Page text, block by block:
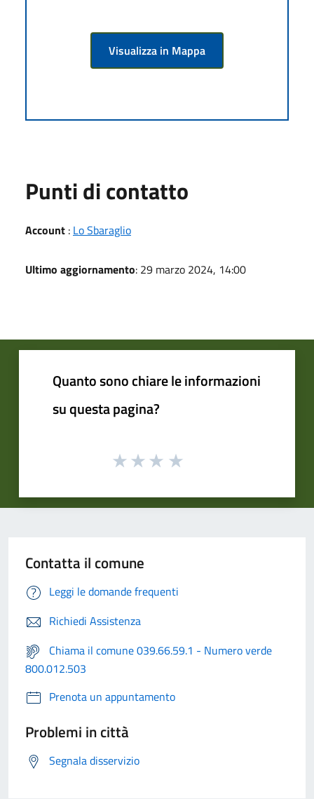
Visualizza in Mappa
Punti di contatto
Account : Lo Sbaraglio
Ultimo aggiornamento: 29 marzo 2024, 14:00
Quanto sono chiare le informazioni
su questa pagina?
Contatta il comune
Leggi le domande frequenti
Richiedi Assistenza
Chiama il comune 039.66.59.1 - Numero verde
800.012.503
Prenota un appuntamento
Problemi in città
Segnala disservizio